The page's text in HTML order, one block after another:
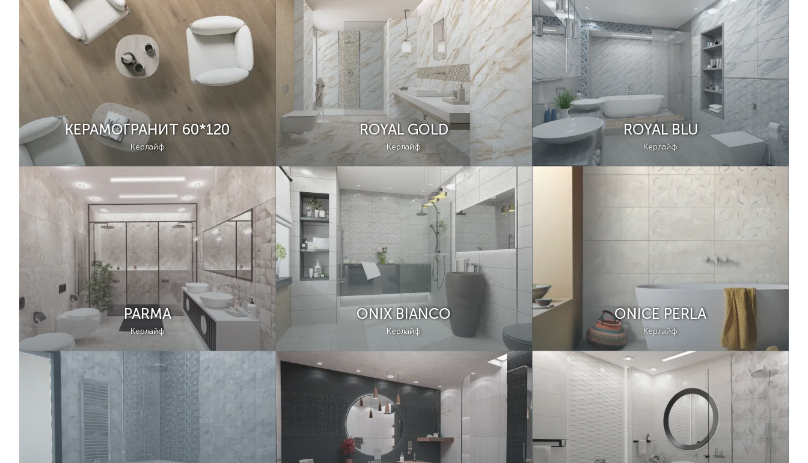
КЕРАМОГРАНИТ 60*120
Керлайф
ROYAL GOLD
Керлайф
ROYAL BLU
Керлайф
PARMA
Керлайф
ONIX BIANCO
Керлайф
ONICE PERLA
Керлайф